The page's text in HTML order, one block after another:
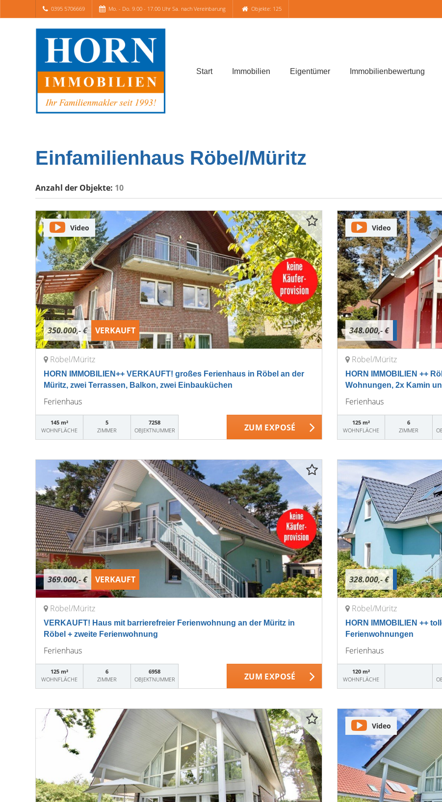
0395 5706669 Mo. - Do. 9.00 - 17.00 Uhr Sa. nach Vereinbarung Objekte: 125
Start Immobilien Eigentümer Immobilienbewertung
Einfamilienhaus Röbel/Müritz
Anzahl der Objekte: 10
350.000,- € VERKAUFT
Video
Röbel/Müritz
HORN IMMOBILIEN++ VERKAUFT! großes Ferienhaus in Röbel an der
Müritz, zwei Terrassen, Balkon, zwei Einbauküchen
Ferienhaus
145 m²
WOHNFLÄCHE
5
ZIMMER
7258
OBJEKTNUMMER
ZUM EXPOSÉ
348.000,- €
Video
Röbel/Müritz
HORN IMMOBILIEN ++
Wohnungen, 2x Kamin
Ferienhaus
125 m²
WOHNFLÄCHE
6
ZIMMER
369.000,- € VERKAUFT
Röbel/Müritz
VERKAUFT! Haus mit barrierefreier Ferienwohnung an der Müritz in
Röbel + zweite Ferienwohnung
Ferienhaus
125 m²
WOHNFLÄCHE
6
ZIMMER
6958
OBJEKTNUMMER
ZUM EXPOSÉ
328.000,- €
Röbel/Müritz
HORN IMMOBILIEN ++
Ferienwohnungen
Ferienhaus
120 m²
WOHNFLÄCHE
Video